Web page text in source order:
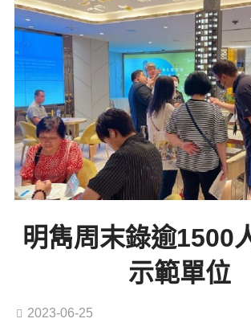
明雋周末錄逾1500
示範單位
2023-06-25